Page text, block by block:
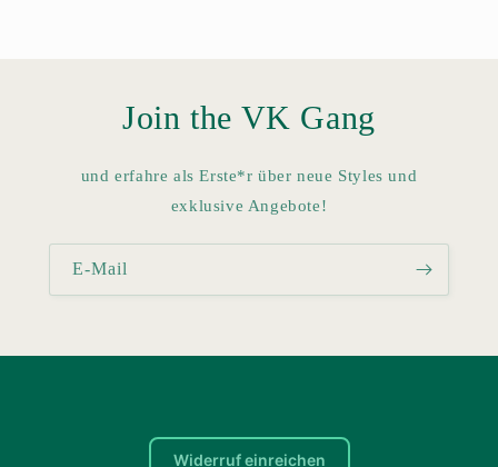
Join the VK Gang
und erfahre als Erste*r über neue Styles und
exklusive Angebote!
E-Mail
Widerruf einreichen